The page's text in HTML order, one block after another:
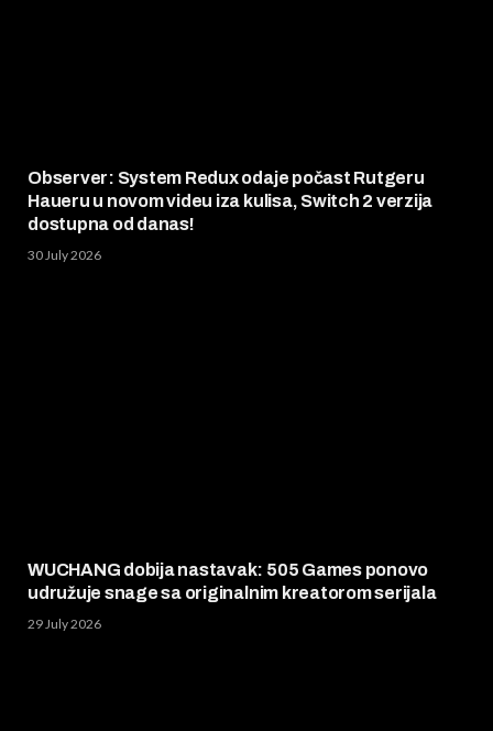
Observer: System Redux odaje počast Rutgeru
Haueru u novom videu iza kulisa, Switch 2 verzija
dostupna od danas!
30 July 2026
WUCHANG dobija nastavak: 505 Games ponovo
udružuje snage sa originalnim kreatorom serijala
29 July 2026